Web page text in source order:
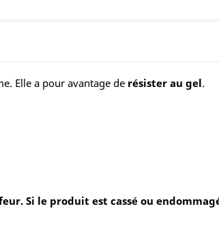
Elle a pour avantage de résister au gel.
Si le produit est cassé ou